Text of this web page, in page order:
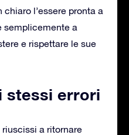
l’essere pronta a
semplicemente a
e rispettare le sue
stessi errori
a ritornare